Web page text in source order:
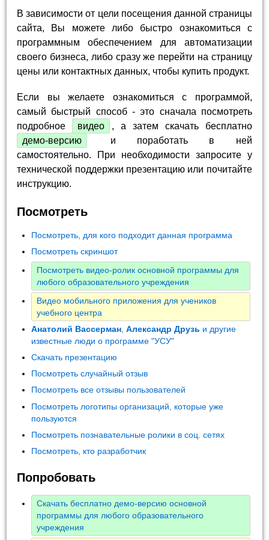
В зависимости от цели посещения данной страницы
сайта, Вы можете либо быстро ознакомиться с
программным обеспечением для автоматизации
своего бизнеса, либо сразу же перейти на страницу
цены или контактных данных, чтобы купить продукт.
Если вы желаете ознакомиться с программой,
самый быстрый способ - это сначала посмотреть
подробное
видео
, а затем скачать бесплатно
демо-версию
и поработать в ней
самостоятельно. При необходимости запросите у
технической поддержки презентацию или почитайте
инструкцию.
Посмотреть
Посмотреть, для кого подходит данная программа
Посмотреть скриншот
Посмотреть видео-ролик основной программы для
любого образовательного учреждения
Видео мобильного приложения для учеников
учебного центра
Анатолий Вассерман ,Александр Друзь и другие
известные люди о программе "УСУ"
Скачать презентацию
Посмотреть случайный отзыв
Посмотреть все отзывы пользователей
Посмотреть логотипы организаций, которые уже
пользуются
Посмотреть познавательные ролики в соц. сетях
Посмотреть, кто разработчик
Попробовать
Скачать бесплатно демо-версию основной
программы для любого образовательного
учреждения